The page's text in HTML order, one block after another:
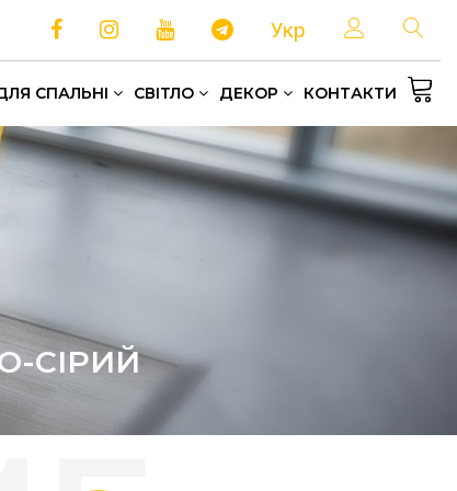
Укр
СПАЛЬНІ СВІТЛО ДЕКОР КОНТАКТИ
СІРИЙ